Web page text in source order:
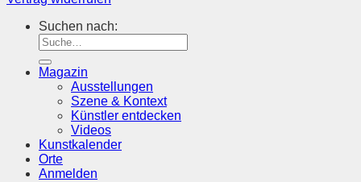
Suchen nach:
Magazin
Ausstellungen
Szene & Kontext
Künstler entdecken
Videos
Kunstkalender
Orte
Anmelden